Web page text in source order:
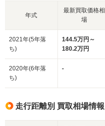
年式
最新買取価格相
場
2021年(5年落
ち)
144.5万円～
180.2万円
2020年(6年落
ち)
-
走行距離別 買取相場情報